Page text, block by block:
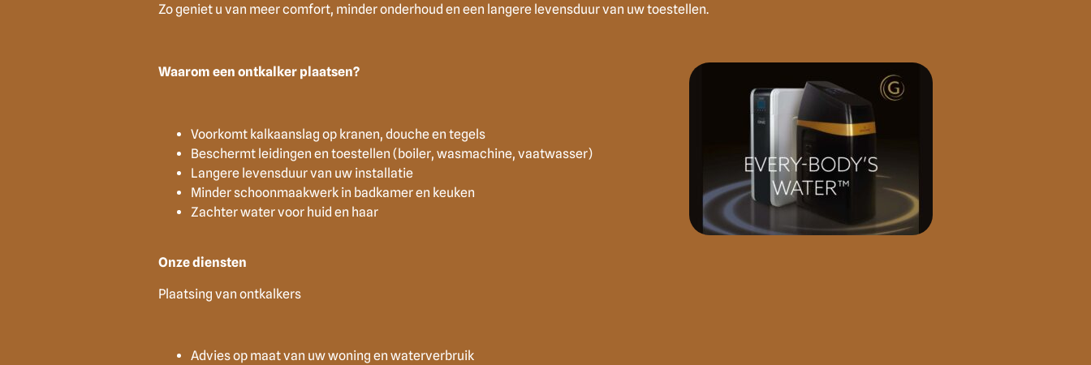
Zo geniet u van meer comfort, minder onderhoud en een langere levensduur van uw toestellen.
Waarom een ontkalker plaatsen?
Voorkomt kalkaanslag op kranen, douche en tegels
Beschermt leidingen en toestellen (boiler, wasmachine, vaatwasser)
Langere levensduur van uw installatie
Minder schoonmaakwerk in badkamer en keuken
Zachter water voor huid en haar
Onze diensten
Plaatsing van ontkalkers
Advies op maat van uw woning en waterverbruik